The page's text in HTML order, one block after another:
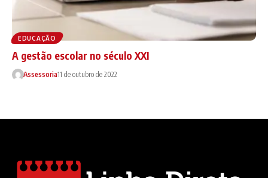
EDUCAÇÃO
A gestão escolar no século XXI
Assessoria11 de outubro de 2022